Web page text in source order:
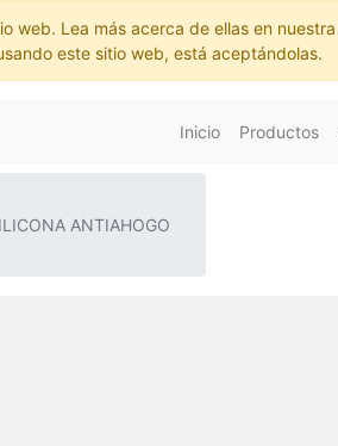
web. Lea más acerca de ellas en nuestra
este sitio web, está aceptándolas.
Inicio Productos
ANTIAHOGO